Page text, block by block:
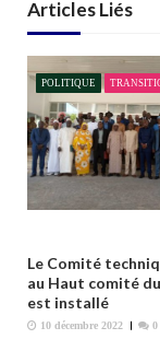
i
o
n
d
e
l
’
r
t
i
Articles Liés
POLITIQUE
Le Comité
au Haut comité
est installé
10 décembre 2022 0